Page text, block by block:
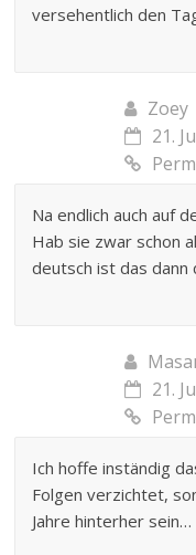
versehentlich den
Zoey
21.
Na endlich auch auf
Hab sie zwar schon
deutsch ist das dann
21.
Ich hoffe inständig
Folgen verzichtet,
Jahre hinterher sein…